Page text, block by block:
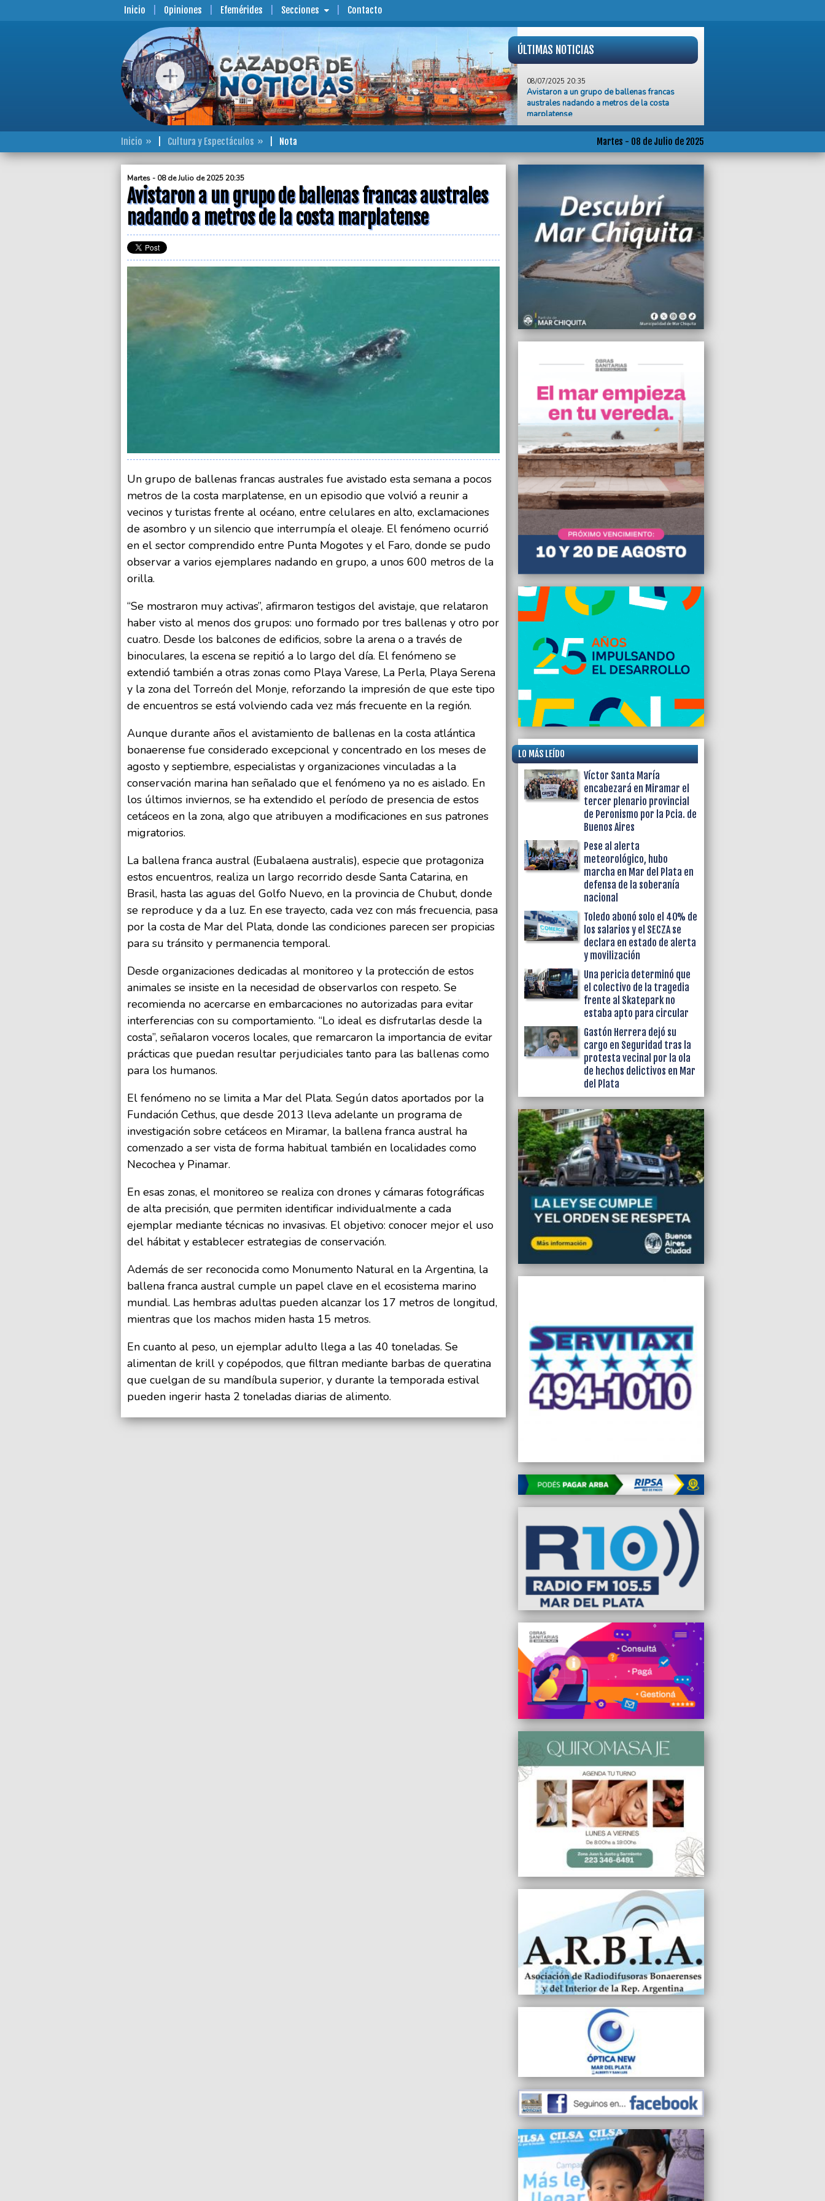
Inicio Opiniones Efemérides Secciones Contacto
ÚLTIMAS NOTICIAS
Avistaron a un grupo de ballenas francas
australes nadando a metros de la costa
marplatense
08/07/2025 20:08
Ruralistas en pie de guerra contra Milei por el
El presidente Milei suspendió su viaje a
08/07/2025 11:02
Mar Chiquita avanza en políticas de niñez y
adolescencia
08/07/2025 10:59
El Gobierno Nacional eliminó el Instituto
Nacional del Cáncer
“Se vivió un espíritu de unidad importante”,
manifestó Daniel Rodríguez sobre el
Congreso del PJ bonaerense
Calendario de pagos de ANSES del mes de
07/07/2025 19:45
Trabajadores despedidos de Apolo Fish
llevaron el reclamo al Ministerio de Trabajo de
la Provincia
07/07/2025 19:22
Durante el primer semestre, se cometieron 17
homicidios en General Pueyrredon
07/07/2025 19:13
El Gobierno anunció la disolución de Vialidad
Martes - 08 de Julio de 2025
Inicio Cultura y Espectáculos Nota
Martes - 08 de Julio de 2025 20:35
Avistaron a un grupo de ballenas francas australes
nadando a metros de la costa marplatense
Un grupo de ballenas francas australes fue avistado esta semana a pocos
metros de la costa marplatense, en un episodio que volvió a reunir a
vecinos y turistas frente al océano, entre celulares en alto, exclamaciones
de asombro y un silencio que interrumpía el oleaje. El fenómeno ocurrió
en el sector comprendido entre Punta Mogotes y el Faro, donde se pudo
observar a varios ejemplares nadando en grupo, a unos 600 metros de la
orilla.
“Se mostraron muy activas”, afirmaron testigos del avistaje, que relataron
haber visto al menos dos grupos: uno formado por tres ballenas y otro por
cuatro. Desde los balcones de edificios, sobre la arena o a través de
binoculares, la escena se repitió a lo largo del día. El fenómeno se
extendió también a otras zonas como Playa Varese, La Perla, Playa Serena
y la zona del Torreón del Monje, reforzando la impresión de que este tipo
de encuentros se está volviendo cada vez más frecuente en la región.
Aunque durante años el avistamiento de ballenas en la costa atlántica
bonaerense fue considerado excepcional y concentrado en los meses de
agosto y septiembre, especialistas y organizaciones vinculadas a la
conservación marina han señalado que el fenómeno ya no es aislado. En
los últimos inviernos, se ha extendido el período de presencia de estos
cetáceos en la zona, algo que atribuyen a modificaciones en sus patrones
migratorios.
La ballena franca austral (Eubalaena australis), especie que protagoniza
estos encuentros, realiza un largo recorrido desde Santa Catarina, en
Brasil, hasta las aguas del Golfo Nuevo, en la provincia de Chubut, donde
se reproduce y da a luz. En ese trayecto, cada vez con más frecuencia, pasa
por la costa de Mar del Plata, donde las condiciones parecen ser propicias
para su tránsito y permanencia temporal.
Desde organizaciones dedicadas al monitoreo y la protección de estos
animales se insiste en la necesidad de observarlos con respeto. Se
recomienda no acercarse en embarcaciones no autorizadas para evitar
interferencias con su comportamiento. “Lo ideal es disfrutarlas desde la
costa”, señalaron voceros locales, que remarcaron la importancia de evitar
prácticas que puedan resultar perjudiciales tanto para las ballenas como
para los humanos.
El fenómeno no se limita a Mar del Plata. Según datos aportados por la
Fundación Cethus, que desde 2013 lleva adelante un programa de
investigación sobre cetáceos en Miramar, la ballena franca austral ha
comenzado a ser vista de forma habitual también en localidades como
Necochea y Pinamar.
En esas zonas, el monitoreo se realiza con drones y cámaras fotográficas
de alta precisión, que permiten identificar individualmente a cada
ejemplar mediante técnicas no invasivas. El objetivo: conocer mejor el uso
del hábitat y establecer estrategias de conservación.
Además de ser reconocida como Monumento Natural en la Argentina, la
ballena franca austral cumple un papel clave en el ecosistema marino
mundial. Las hembras adultas pueden alcanzar los 17 metros de longitud,
mientras que los machos miden hasta 15 metros.
En cuanto al peso, un ejemplar adulto llega a las 40 toneladas. Se
alimentan de krill y copépodos, que filtran mediante barbas de queratina
que cuelgan de su mandíbula superior, y durante la temporada estival
pueden ingerir hasta 2 toneladas diarias de alimento.
LO MÁS LEÍDO
Víctor Santa María
encabezará en Miramar el
tercer plenario provincial
de Peronismo por la Pcia. de
Buenos Aires
Pese al alerta
meteorológico, hubo
marcha en Mar del Plata en
defensa de la soberanía
nacional
Toledo abonó solo el 40% de
los salarios y el SECZA se
declara en estado de alerta
y movilización
Una pericia determinó que
el colectivo de la tragedia
frente al Skatepark no
estaba apto para circular
Gastón Herrera dejó su
cargo en Seguridad tras la
protesta vecinal por la ola
de hechos delictivos en Mar
del Plata